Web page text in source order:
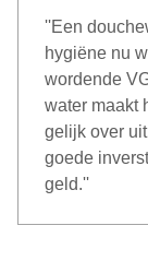
''Een
hygiëne nu
wordende
water maakt
gelijk over
goede
geld.''